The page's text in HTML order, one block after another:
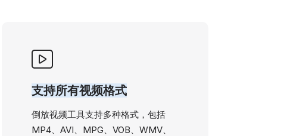
支持所有视频格式
倒放视频工具支持多种格式，包括
MP4、AVI、MPG、VOB、WMV、